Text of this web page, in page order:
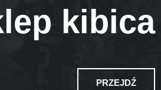
kibica
PRZEJDŹ